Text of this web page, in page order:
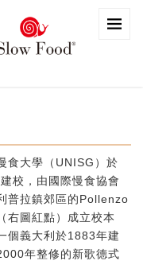
食大學（UNISG）於
校，由國際慢食協會
普拉鎮郊區的Pollenzo
右圖紅點）成立校本
個義大利於1883年建
年整修的新歌德式